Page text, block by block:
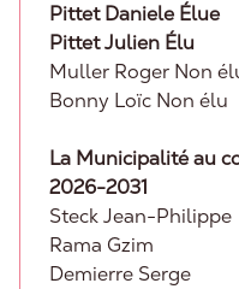
Pittet Daniele Élue
Pittet Julien Élu
Muller Roger Non
Bonny Loïc Non élu
La Municipalité au
2026-2031
Steck Jean-Philippe
Rama Gzim
Demierre Serge